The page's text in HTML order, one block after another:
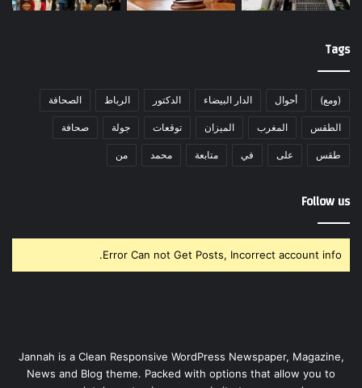
Tags
(ومع) أحوال الدار البيضاء الدكتور الرباط الصحافة
الطقس المغرب الميزان توقعات جولة صحافة
طقس على في متابعة محمد من
Follow us
Error Can not Get Posts, Incorrect account info.
Jannah is a Clean Responsive WordPress Newspaper, Magazine,
News and Blog theme. Packed with options that allow you to